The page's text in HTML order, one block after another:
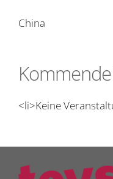
China
<li>Keine